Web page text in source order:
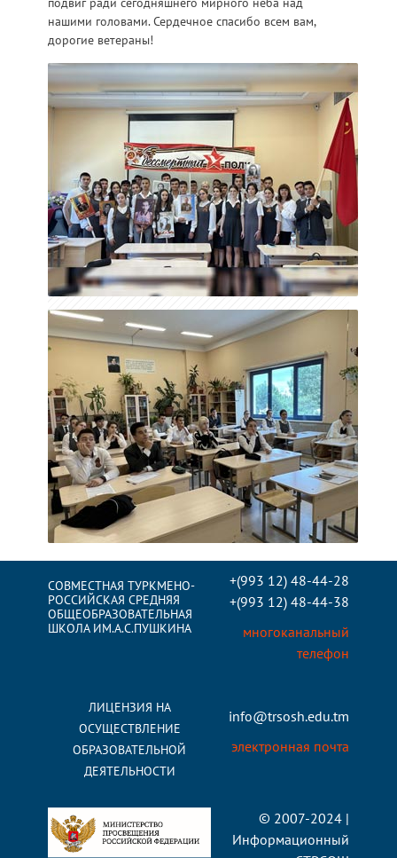
нашими головами. Сердечное спасибо всем вам,
дорогие ветераны!
СОВМЕСТНАЯ ТУРКМЕНО-
РОССИЙСКАЯ СРЕДНЯЯ
ОБЩЕОБРАЗОВАТЕЛЬНАЯ
ШКОЛА ИМ.А.С.ПУШКИНА
ЛИЦЕНЗИЯ НА
ОСУЩЕСТВЛЕНИЕ
ОБРАЗОВАТЕЛЬНОЙ
ДЕЯТЕЛЬНОСТИ
+(993 12) 48-44-28
+(993 12) 48-44-38
многоканальный
телефон
info@trsosh.edu.tm
электронная почта
© 2007-2024 |
Информационный